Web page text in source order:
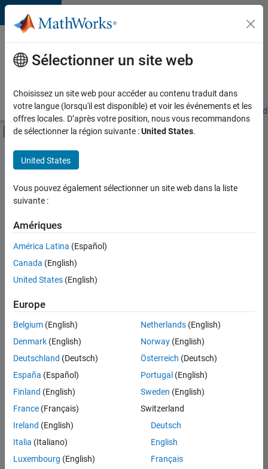
Passer au contenu
Votre
carrière
chez
Accueil Explorer nos opportunités Adresses de nos bureaux
Activer/désactiver l'affichage du menu
Contenu principal
FILTRER PAR
Applications et outils commerciaux
Gestion des programmes
Ingénierie des processus logiciels
Actuellement,
aucune
offre
d'emploi
correspondant
à vos
critères
de
recherche.
Vous
pouvez
élargir
votre
recherche
ou
afficher
l’ensemble
Sélectionner un site web
Choisissez un site web pour accéder au contenu traduit dans
votre langue (lorsqu'il est disponible) et voir les événements et les
offres locales. D’après votre position, nous vous recommandons
de sélectionner la région suivante :United States.
United States
Vous pouvez également sélectionner un site web dans la liste
suivante :
Amériques
América Latina (Español)
Canada (English)
United States (English)
Europe
Belgium (English)
Denmark (English)
Deutschland (Deutsch)
España (Español)
Finland (English)
France (Français)
Ireland (English)
Italia (Italiano)
Luxembourg (English)
Netherlands(English)
Norway(English)
Österreich (Deutsch)
Portugal (English)
Sweden (English)
Switzerland
Deutsch
English
Français